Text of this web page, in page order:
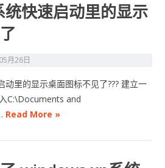
快速启动里的显示
月26日
动里的显示桌面图标不见了??? 建立一
C:\Documents and
Read More »